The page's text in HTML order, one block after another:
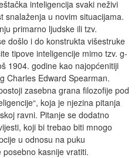
inteligencija svaki neživi
snalaženja u novim situacijama.
primarno ljudske ili tzv.
došlo i do konstrukta višestruke
tipove inteligencije mimo tzv. g-
1904. godine kao najopćenitiji
Charles Edward Spearman.
zasebna grana filozofije pod
koja je njezina pitanja
ravni. Pitanje se dodatno
koji bi trebao biti mnogo
u odnosu na puku
kasnije vratiti.